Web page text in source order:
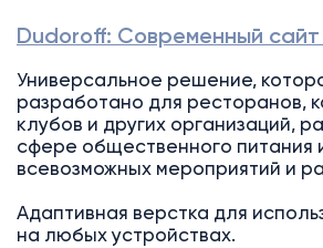
Dudoroff: Современный
Универсальное решение,
разработано для ресторанов,
клубов и других организаций,
сфере общественного питания
всевозможных мероприятий и
Адаптивная верстка для
на любых устройствах.